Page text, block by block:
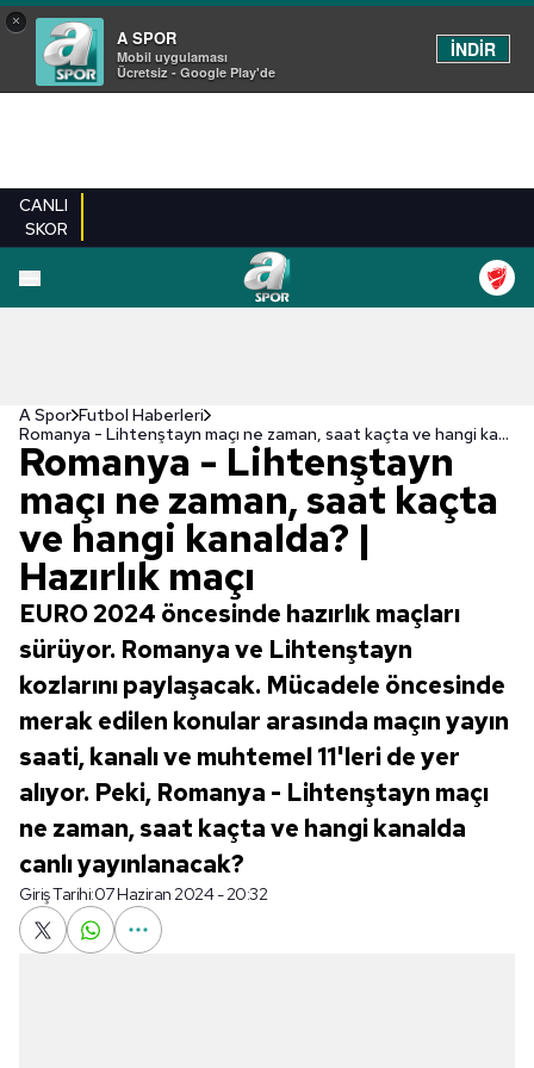
×
A SPOR
Mobil uygulaması
Ücretsiz - Google Play'de
İNDİR
CANLI
SKOR
A Spor Futbol Haberleri
Romanya - Lihtenştayn maçı ne zaman, saat kaçta ve hangi kanalda? | Hazırlık maçı
Romanya - Lihtenştayn
maçı ne zaman, saat kaçta
ve hangi kanalda? |
Hazırlık maçı
EURO 2024 öncesinde hazırlık maçları
sürüyor. Romanya ve Lihtenştayn
kozlarını paylaşacak. Mücadele öncesinde
merak edilen konular arasında maçın yayın
saati, kanalı ve muhtemel 11'leri de yer
alıyor. Peki, Romanya - Lihtenştayn maçı
ne zaman, saat kaçta ve hangi kanalda
canlı yayınlanacak?
Giriş Tarihi:07 Haziran 2024 - 20:32